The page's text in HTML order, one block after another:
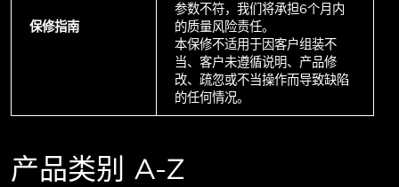
保修指南
参数不符，我们将承担6个月内
的质量风险责任。
本保修不适用于因客户组装不
当、客户未遵循说明、产品修
改、疏忽或不当操作而导致缺陷
的任何情况。
产品类别 A-Z